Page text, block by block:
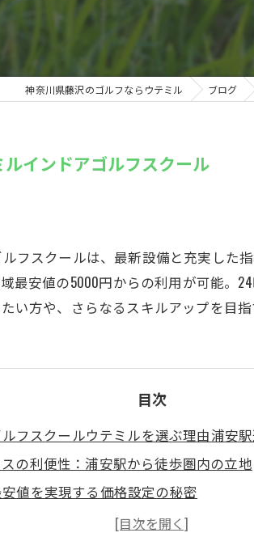
ウテミルスクール高崎店
神奈川県藤沢のゴルフならウテミル ブログ
インドアゴルフスクール
フスクールは、最新設備と充実した
最安値の5000円からの利用が可能。
い方や、さらなるスキルアップを目指
目次
フスクールウテミルを選ぶ理由浦安
の利便性：浦安駅から徒歩圏内の立地
値を実現する価格設定の秘密
代に人気の理由：最新トレンドを取り入